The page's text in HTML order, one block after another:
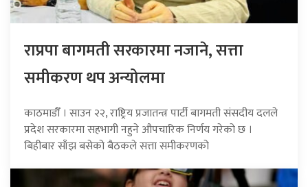
राप्रपा बागमती सरकारमा नजाने, सत्ता
समीकरण थप अन्योलमा
काठमाडौँ । साउन २२, राष्ट्रिय प्रजातन्त्र पार्टी बागमती संसदीय दलले
प्रदेश सरकारमा सहभागी नहुने औपचारिक निर्णय गरेको छ ।
बिहीबार साँझ बसेको बैठकले सत्ता समीकरणको